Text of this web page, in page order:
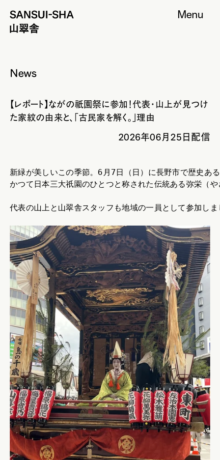
Menu
News
【レポート】ながの祇園祭に参加！代表・山上が見つけ
た家紋の由来と、「古民家を解く。」理由
2026年06月25日配信
新緑が美しいこの季節。6月7日（日）に長野市で歴史ある
かつて日本三大祇園のひとつと称された伝統ある弥栄（
代表の山上と山翠舎スタッフも地域の一員として参加しま